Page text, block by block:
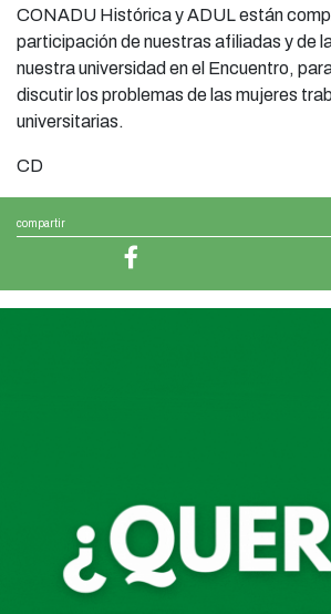
compartir
CONADU Histórica y ADUL están
participación de nuestras afiliadas y de
nuestra universidad en el Encuentro,
discutir los problemas de las mujeres
universitarias.
CD